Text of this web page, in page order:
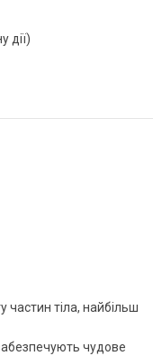
дії)
тіла, найбільш
чудове